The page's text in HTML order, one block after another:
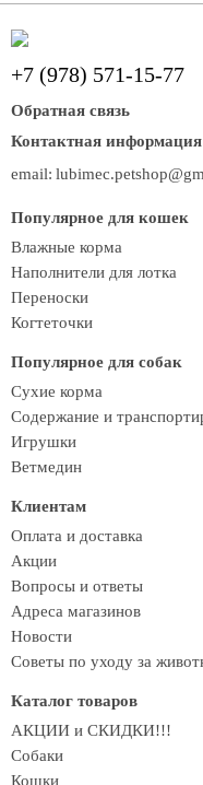
+7 (978) 571-15-77
Обратная связь
Контактная информация
email:
Популярное для кошек
Влажные корма
Наполнители для лотка
Переноски
Когтеточки
Популярное для собак
Сухие корма
Содержание и
Игрушки
Ветмедин
Клиентам
Оплата и доставка
Акции
Вопросы и ответы
Адреса магазинов
Новости
Советы по уходу за
Каталог товаров
АКЦИИ и СКИДКИ!!!
Собаки
Кошки